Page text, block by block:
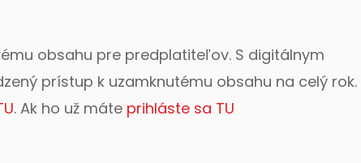
obsahu pre predplatiteľov. S digitálnym
prístup k uzamknutému obsahu na celý rok.
. Ak ho už máte prihláste sa TU